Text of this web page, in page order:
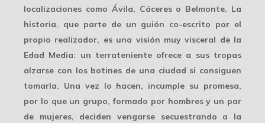
localizaciones como Ávila, Cáceres o Belmonte. La
historia, que parte de un guión co-escrito por el
propio realizador, es una visión muy visceral de la
Edad Media: un terrateniente ofrece a sus tropas
alzarse con los botines de una ciudad si consiguen
tomarla. Una vez lo hacen, incumple su promesa,
por lo que un grupo, formado por hombres y un par
de mujeres, deciden vengarse secuestrando a la